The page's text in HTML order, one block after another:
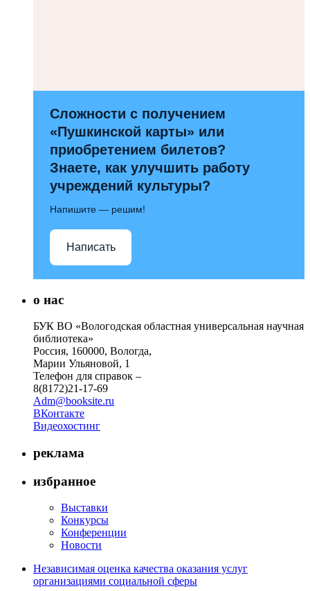
Сложности с получением
«Пушкинской карты» или
приобретением билетов?
Знаете, как улучшить работу
учреждений культуры?
Напишите — решим!
Написать
о нас
БУК ВО «Вологодская областная универсальная научная
библиотека»
Россия, 160000, Вологда,
Марии Ульяновой, 1
Телефон для справок –
8(8172)21-17-69
Adm@booksite.ru
ВКонтакте
Видеохостинг
реклама
избранное
Выставки
Конкурсы
Конференции
Новости
Независимая оценка качества оказания услуг
организациями социальной сферы